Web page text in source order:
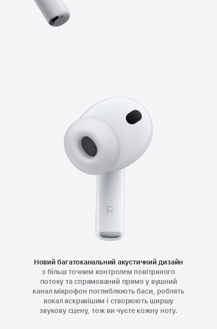
Новий багатоканальний акустичний дизайн
з більш точним контролем повітряного
потоку та спрямований прямо у вушний
канал мікрофон поглиблюють баси, роблять
вокал яскравішим і створюють ширшу
звукову сцену, тож ви чуєте кожну ноту.